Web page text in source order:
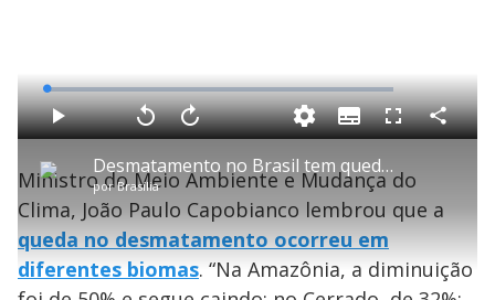
P
l
Desmatamento no Brasil tem queda de mais de 20% em 2025
porBrasília
P V
t
a
r
0
s
e
g
n
d
A
n
ç
a
1
s
e
u
n
L
o
a
d
e
:
1
.
4
%
S
u
b
i
t
l
s
F
s
c
e
e
C
o
i
l
Ministro do Meio Ambiente e Mudança do
Clima, João Paulo Capobianco lembrou que a
queda no desmatamento ocorreu em
diferentes biomas. “Na Amazônia, a diminuição